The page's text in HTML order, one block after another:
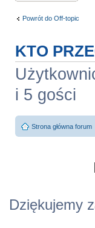
Powrót do Off-topic
KTO
i 5 gości
Strona główna forum
Dziękujemy